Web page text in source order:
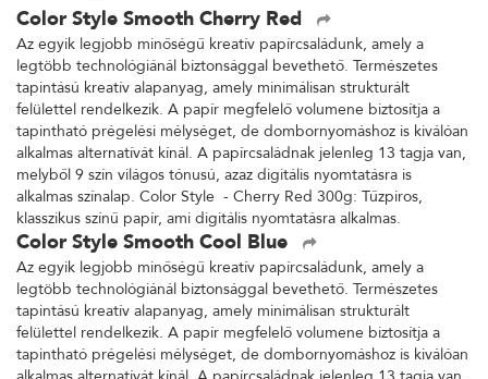
Color Style Smooth Cherry Red
Az egyik legjobb minőségű kreatív papírcsaládunk, amely a
legtöbb technológiánál biztonsággal bevethető. Természetes
tapintású kreatív alapanyag, amely minimálisan strukturált
felülettel rendelkezik. A papír megfelelő volumene biztosítja a
tapintható prégelési mélységet, de dombornyomáshoz is kiválóan
alkalmas alternatívát kínál. A papírcsaládnak jelenleg 13 tagja van,
melyből 9 szín világos tónusú, azaz digitális nyomtatásra is
alkalmas színalap. Color Style - Cherry Red 300g: Tűzpiros,
klasszikus színű papír, ami digitális nyomtatásra alkalmas.
Color Style Smooth Cool Blue
Az egyik legjobb minőségű kreatív papírcsaládunk, amely a
legtöbb technológiánál biztonsággal bevethető. Természetes
tapintású kreatív alapanyag, amely minimálisan strukturált
felülettel rendelkezik. A papír megfelelő volumene biztosítja a
tapintható prégelési mélységet, de dombornyomáshoz is kiválóan